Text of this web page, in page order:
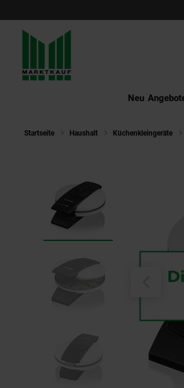
Neu
Startseite Haushalt Küchenkleingeräte